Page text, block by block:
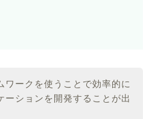
ワークを使うことで効率的に
ーションを開発することが出